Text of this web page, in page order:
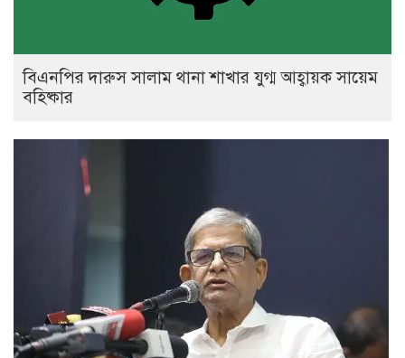
বিএনপির দারুস সালাম থানা শাখার যুগ্ম আহ্বায়ক সায়েম
বহিষ্কার